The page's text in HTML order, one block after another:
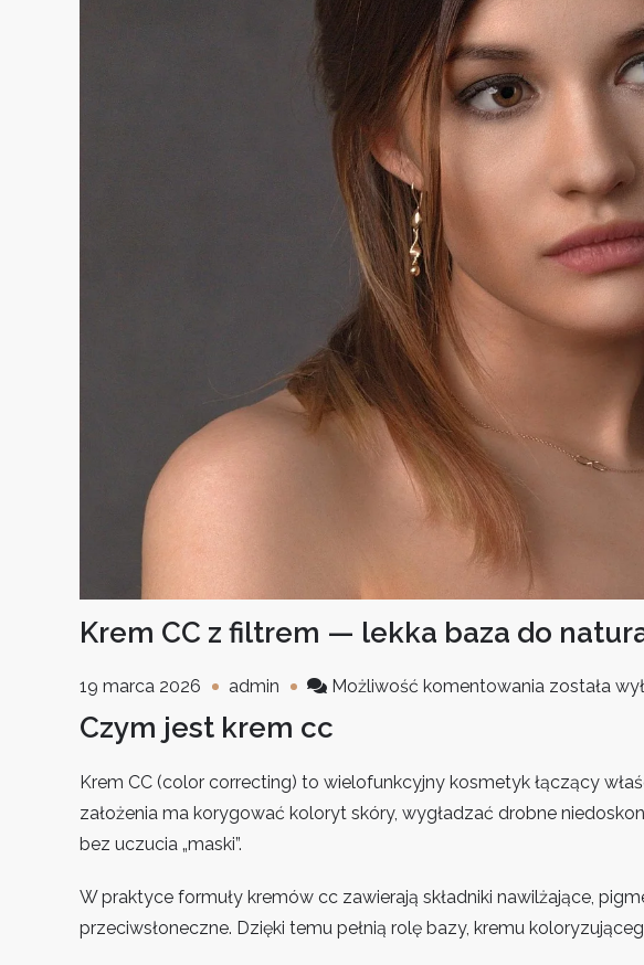
Krem CC z filtrem — lekka baza do
19 marca 2026 admin Możliwość komentowania Krem
—
lekka
makijażu
została
Czym jest krem cc
Krem CC (color correcting) to wielofunkcyjny kosmetyk łączący
założenia ma korygować koloryt skóry, wygładzać drobne
bez uczucia „maski”.
W praktyce formuły kremów cc zawierają składniki nawilżające,
przeciwsłoneczne. Dzięki temu pełnią rolę bazy, kremu